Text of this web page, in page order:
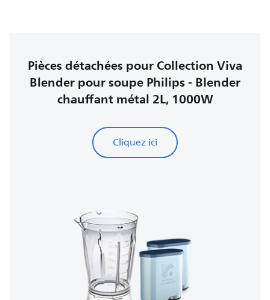
Pièces détachées pour Collection Viva
Blender pour soupe Philips - Blender
chauffant métal 2L, 1000W
Cliquez ici